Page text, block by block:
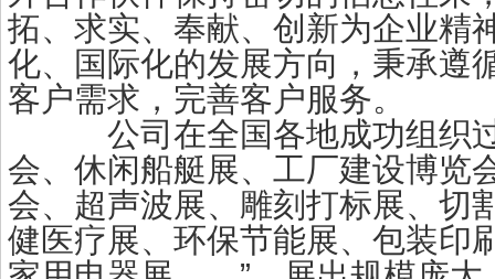
拓、求实、奉献、创新为企业精
化、国际化的发展方向，秉承遵
客户需求，完善客户服务。
公司在全国各地成功组织过
会、休闲船艇展、工厂建设博览
会、超声波展、雕刻打标展、切
健医疗展、环保节能展、包装印